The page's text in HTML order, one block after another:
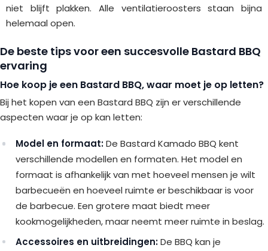
niet blijft plakken. Alle ventilatieroosters staan bijna
helemaal open.
De beste tips voor een succesvolle Bastard BBQ
ervaring
Hoe koop je een Bastard BBQ, waar moet je op letten?
Bij het kopen van een Bastard BBQ zijn er verschillende
aspecten waar je op kan letten:
Model en formaat:De Bastard Kamado BBQ kent
verschillende modellen en formaten. Het model en
formaat is afhankelijk van met hoeveel mensen je wilt
barbecueën en hoeveel ruimte er beschikbaar is voor
de barbecue. Een grotere maat biedt meer
kookmogelijkheden, maar neemt meer ruimte in beslag.
Accessoires en uitbreidingen:De BBQ kan je